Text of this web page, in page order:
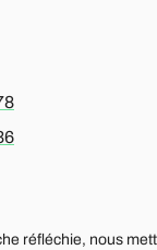
ou l’anglais,
ou l’anglais,
réfléchie, nous